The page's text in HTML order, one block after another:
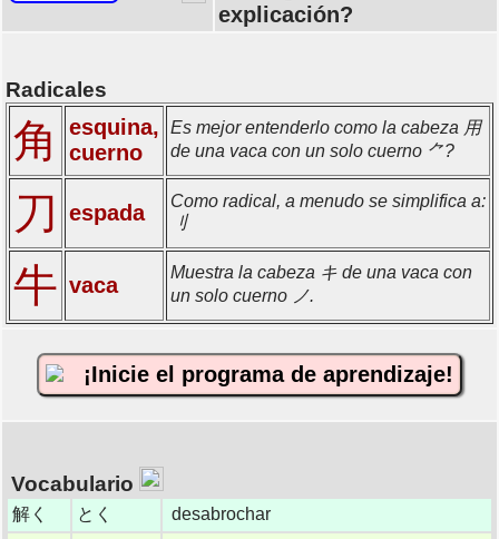
explicación?
Radicales
角
esquina,
cuerno
Es mejor entenderlo como la cabeza 用
de una vaca con un solo cuerno ⺈?
刀 espada
Como radical, a menudo se simplifica a:
刂
牛 vaca
Muestra la cabeza キ de una vaca con
un solo cuerno ノ.
¡Inicie el programa de aprendizaje!
Vocabulario
解く とく
desabrochar